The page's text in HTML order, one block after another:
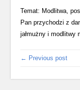
Temat: Modlitwa,
Pan przychodzi z
jałmużny i modlitwy
← Previous post